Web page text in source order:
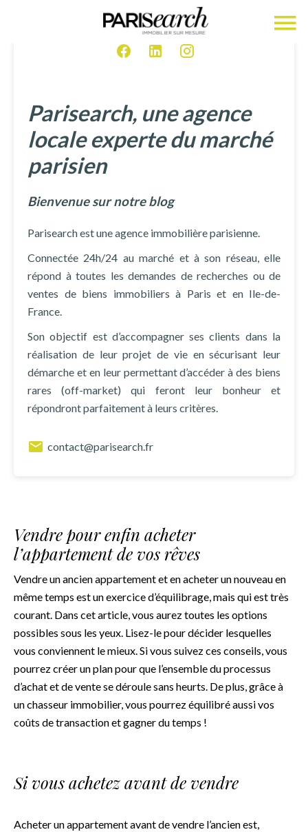
Vendre pour enfin acheter
l’appartement de vos rêves
Vendre un ancien appartement et en acheter un nouveau en
même temps est un exercice d’équilibrage, mais qui est très
courant. Dans cet article, vous aurez toutes les options
possibles sous les yeux. Lisez-le pour décider lesquelles
vous conviennent le mieux. Si vous suivez ces conseils, vous
pourrez créer un plan pour que l’ensemble du processus
d’achat et de vente se déroule sans heurts. De plus, grâce à
un chasseur immobilier, vous pourrez équilibré aussi vos
coûts de transaction et gagner du temps !
Si vous achetez avant de vendre
Acheter un appartement avant de vendre l’ancien est,
Parisearch, une agence
locale experte du marché
parisien
Bienvenue sur notre blog
Parisearch est une agence immobilière parisienne.
Connectée 24h/24 au marché et à son réseau, elle
répond à toutes les demandes de recherches ou de
ventes de biens immobiliers à Paris et en Ile-de-
France.
Son objectif est d’accompagner ses clients dans la
réalisation de leur projet de vie en sécurisant leur
démarche et en leur permettant d’accéder à des biens
rares (off-market) qui feront leur bonheur et
répondront parfaitement à leurs critères.
contact@parisearch.fr